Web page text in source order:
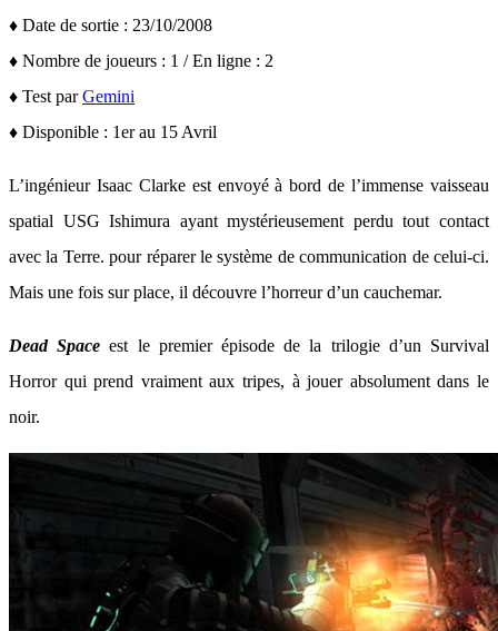
♦ Date de sortie : 23/10/2008
♦ Nombre de joueurs : 1 / En ligne : 2
♦ Test parGemini
♦ Disponible : 1er au 15 Avril
L’ingénieur Isaac Clarke est envoyé à bord de l’immense vaisseau
spatial USG Ishimura ayant mystérieusement perdu tout contact
avec la Terre. pour réparer le système de communication de celui-ci.
Mais une fois sur place, il découvre l’horreur d’un cauchemar.
Dead Space est le premier épisode de la trilogie d’un Survival
Horror qui prend vraiment aux tripes, à jouer absolument dans le
noir.